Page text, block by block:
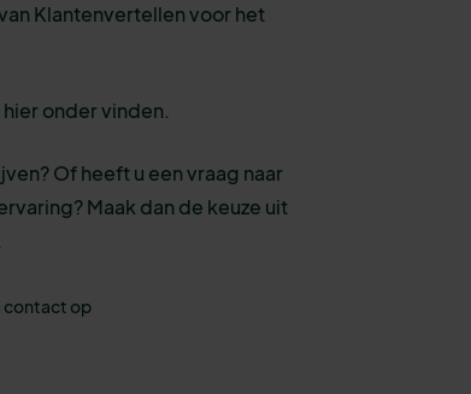
Klantenvertellen voor het
onder vinden.
Of heeft u een vraag naar
Maak dan de keuze uit
contact op